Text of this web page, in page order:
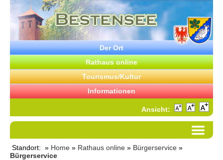
Der Ort
Rathaus online
Tourismus/Kultur
Informationen
Ansicht:
Standort: » Home » Rathaus online » Bürgerservice »
Bürgerservice